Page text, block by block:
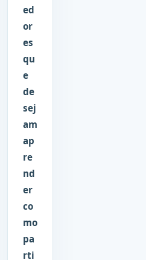
ed
or
es
qu
e
de
sej
am
ap
re
nd
er
co
mo
pa
rti